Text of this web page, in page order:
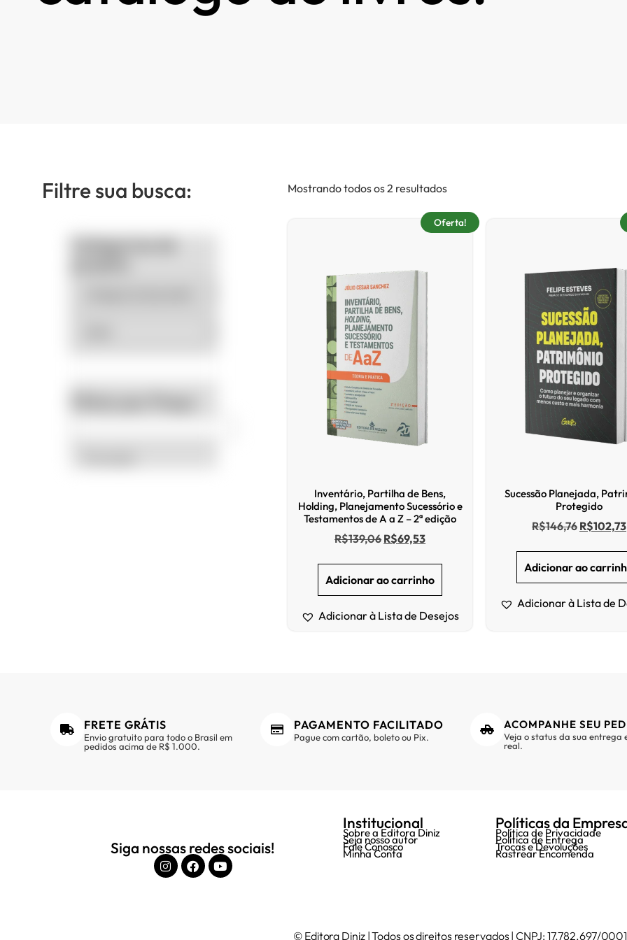
Filtre sua busca:
Categorias de
Mostrando todos os 2 resultados
Oferta!
Inventário, Partilha de Bens,
Holding, Planejamento Sucessório e
Testamentos de A a Z – 2ª edição
R$139,06R$69,53
Adicionar ao carrinho
Adicionar à Lista de Desejos
Sucessão Planejada,
Protegido
R$146,76 R$102,73
Adicionar ao
Adicionar à Lista de
FRETE GRÁTIS
Envio gratuito para todo o Brasil em
pedidos acima de R$ 1.000.
PAGAMENTO FACILITADO
Pague com cartão, boleto ou Pix.
ACOMPANHE SEU
Veja o status da sua entrega
real.
Siga nossas redes sociais!
Institucional
Sobre a Editora Diniz
Seja nosso autor
Fale Conosco
Minha Conta
Políticas da
Política de Privacidade
Política de Entrega
Trocas e Devoluções
Rastrear Encomenda
© Editora Diniz | Todos os direitos reservados | CNPJ: 17.782.697/